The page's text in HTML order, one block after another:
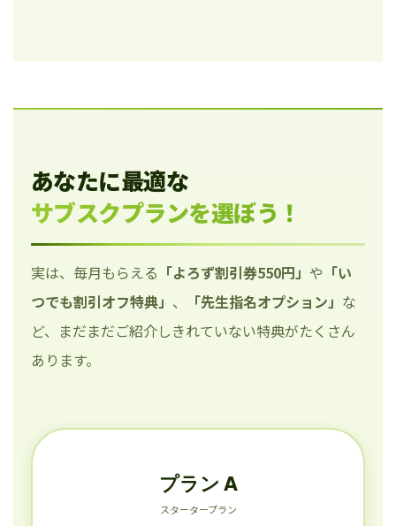
あなたに最適な
サブスクプランを選ぼう！
実は、毎月もらえる 「よろず割引券550円」 や 「い
つでも割引オフ特典」 、 「先生指名オプション」 な
ど、まだまだご紹介しきれていない特典がたくさん
あります。
プラン A
スタータープラン